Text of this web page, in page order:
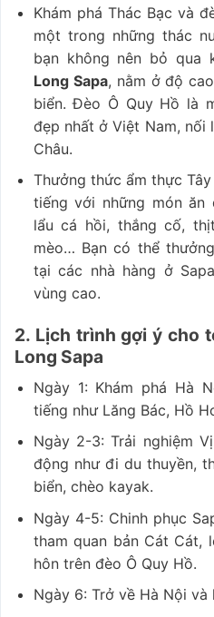
Khám phá Thác Bạc và
một trong những thác
bạn không nên bỏ qua
Long Sapa, nằm ở độ
biển. Đèo Ô Quy Hồ là
đẹp nhất ở Việt Nam, nối
Châu.
Thưởng thức ẩm thực
tiếng với những món
lẩu cá hồi, thắng cố,
mèo… Bạn có thể
tại các nhà hàng ở
vùng cao.
2. Lịch trình gợi ý cho
Long Sapa
Ngày 1: Khám phá Hà
tiếng như Lăng Bác, Hồ
Ngày 2-3: Trải nghiệm
động như đi du thuyền,
biển, chèo kayak.
Ngày 4-5: Chinh phục
tham quan bản Cát Cát,
hôn trên đèo Ô Quy Hồ.
Ngày 6: Trở về Hà Nội